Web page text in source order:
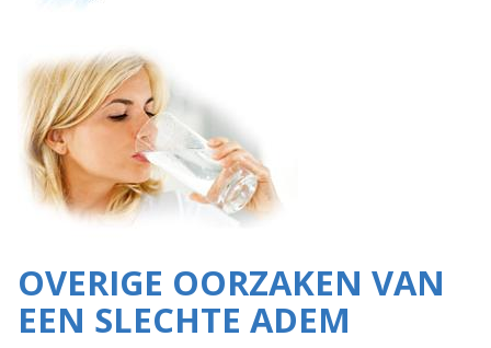
OVERIGE OORZAKEN VAN
EEN SLECHTE ADEM